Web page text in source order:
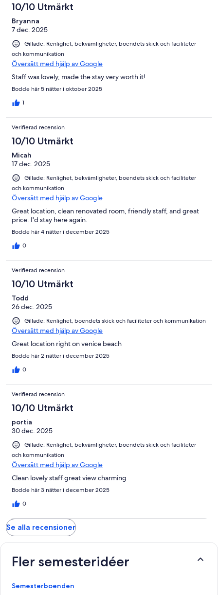
10/10 Utmärkt
Bryanna
7 dec. 2025
Gillade: Renlighet, bekvämligheter, boendets skick och faciliteter
och kommunikation
Översätt med hjälp av Google
Staff was lovely, made the stay very worth it!
Bodde här 5 nätter i oktober 2025
1
Verifierad recension
10/10 Utmärkt
Micah
17 dec. 2025
Gillade: Renlighet, bekvämligheter, boendets skick och faciliteter
och kommunikation
Översätt med hjälp av Google
Great location, clean renovated room, friendly staff, and great
price. I'd stay here again.
Bodde här 4 nätter i december 2025
0
Verifierad recension
10/10 Utmärkt
Todd
26 dec. 2025
Gillade: Renlighet, boendets skick och faciliteter och kommunikation
Översätt med hjälp av Google
Great location right on venice beach
Bodde här 2 nätter i december 2025
0
Verifierad recension
10/10 Utmärkt
portia
30 dec. 2025
Gillade: Renlighet, bekvämligheter, boendets skick och faciliteter
och kommunikation
Översätt med hjälp av Google
Clean lovely staff great view charming
Bodde här 3 nätter i december 2025
0
Se alla recensioner
Fler semesteridéer
Semesterboenden